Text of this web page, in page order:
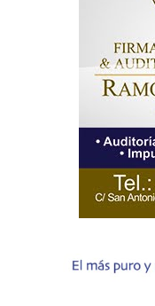
Company
Servicio Publicitario